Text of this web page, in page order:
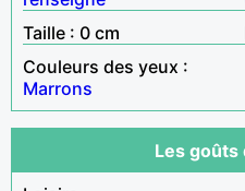
Taille : 0 cm
Couleurs des yeux :
Marrons
Les goûts